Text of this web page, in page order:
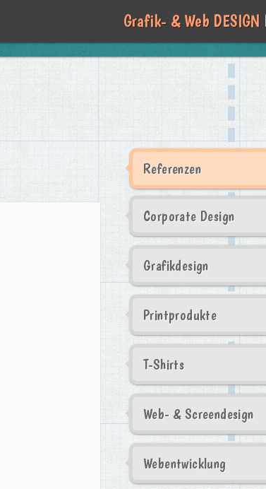
Grafik- & Web DESIGN
Referenzen
Corporate Design
Grafikdesign
Printprodukte
T-Shirts
Web- & Screendesign
Webentwicklung